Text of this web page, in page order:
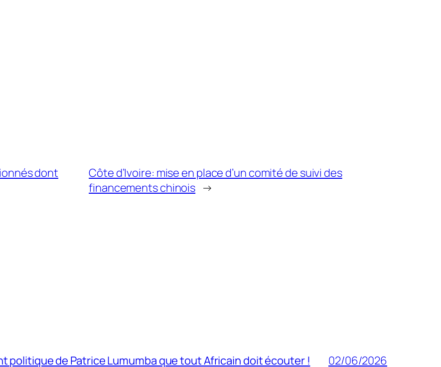
dont
Côte d’Ivoire: mise en place d’un comité de suivi des
financements chinois →
politique de Patrice Lumumba que tout Africain doit écouter ! 02/06/2026